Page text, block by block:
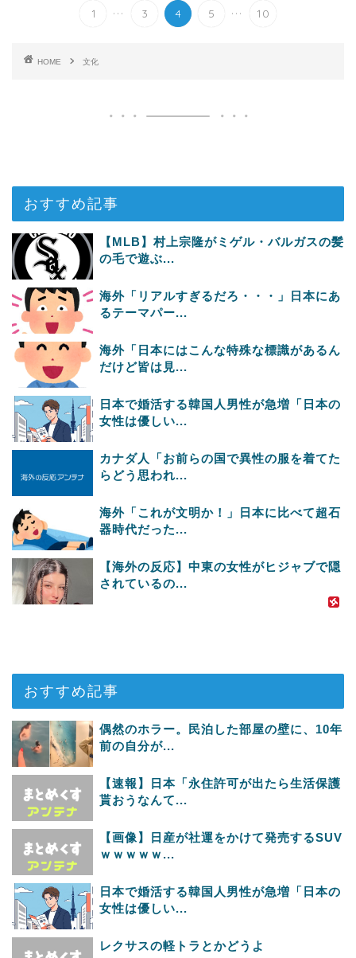
1 ... 3 4 5 ... 10
HOME 文化
おすすめ記事
【MLB】村上宗隆がミゲル・バルガスの髪
の毛で遊ぶ...
海外「リアルすぎるだろ・・・」日本にあ
るテーマパー...
海外「日本にはこんな特殊な標識があるん
だけど皆は見...
日本で婚活する韓国人男性が急増「日本の
女性は優しい...
カナダ人「お前らの国で異性の服を着てた
らどう思われ...
海外「これが文明か！」日本に比べて超石
器時代だった...
【海外の反応】中東の女性がヒジャブで隠
されているの...
おすすめ記事
偶然のホラー。民泊した部屋の壁に、10年
前の自分が...
【速報】日本「永住許可が出たら生活保護
貰おうなんて...
【画像】日産が社運をかけて発売するSUV
ｗｗｗｗｗ...
日本で婚活する韓国人男性が急増「日本の
女性は優しい...
レクサスの軽トラとかどうよ